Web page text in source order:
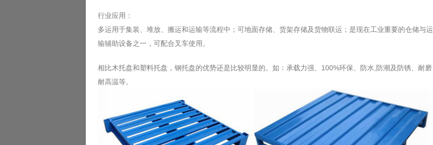
行业应用：
多运用于集装、堆放、搬运和运输等流程中；可地面存储、货架存储及货物联运；是现在工业重要的仓储与运
输辅助设备之一，可配合叉车使用。
相比木托盘和塑料托盘，钢托盘的优势还是比较明显的。如：承载力强、100%环保、
防水,防潮及防锈、耐磨
耐高温等。